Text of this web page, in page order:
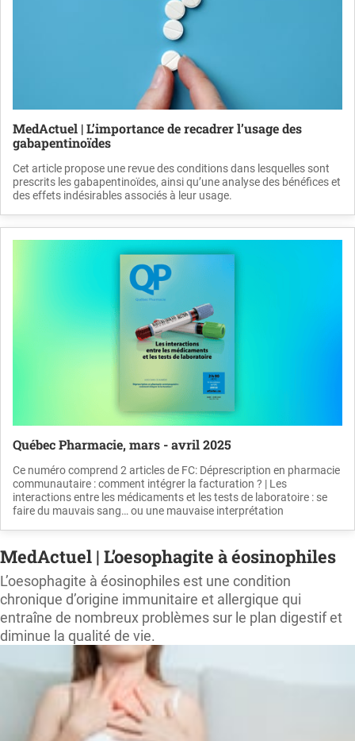
MedActuel | L’importance de recadrer l’usage des
gabapentinoïdes
Cet article propose une revue des conditions dans lesquelles sont
prescrits les gabapentinoïdes, ainsi qu’une analyse des bénéfices et
des effets indésirables associés à leur usage.
Québec Pharmacie, mars - avril 2025
Ce numéro comprend 2 articles de FC: Déprescription en pharmacie
communautaire : comment intégrer la facturation ? | Les
interactions entre les médicaments et les tests de laboratoire : se
faire du mauvais sang… ou une mauvaise interprétation
MedActuel | L’oesophagite à éosinophiles
L’oesophagite à éosinophiles est une condition
chronique d’origine immunitaire et allergique qui
entraîne de nombreux problèmes sur le plan digestif et
diminue la qualité de vie.